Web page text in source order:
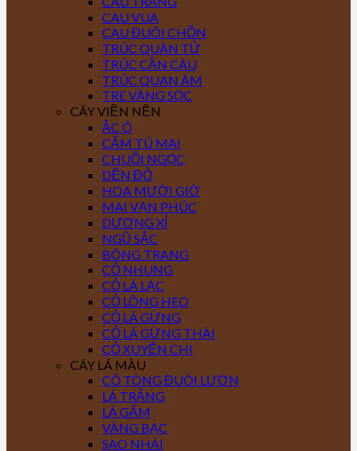
CAU VUA
CAU ĐUÔI CHỒN
TRÚC QUÂN TỬ
TRÚC CẦN CÂU
TRÚC QUAN ÂM
TRE VÀNG SỌC
CÂY VIỀN NỀN
ẮC Ó
CẨM TÚ MAI
CHUỖI NGỌC
DỀN ĐỎ
HOA MƯỜI GIỜ
MAI VẠN PHÚC
DƯƠNG XỈ
NGŨ SẮC
BÔNG TRANG
CỎ NHUNG
CỎ LÁ LẠC
CỎ LÔNG HEO
CỎ LÁ GỪNG
CỎ LÁ GỪNG THÁI
CỎ XUYẾN CHI
CÂY LÁ MÀU
CÔ TÒNG ĐUÔI LƯƠN
LÁ TRẮNG
LÁ GẤM
VÀNG BẠC
SAO NHÁI